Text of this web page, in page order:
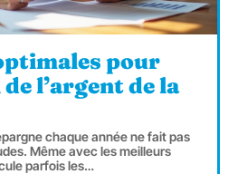
pour
l’argent de la
chaque année ne fait pas
Même avec les meilleurs
parfois les…